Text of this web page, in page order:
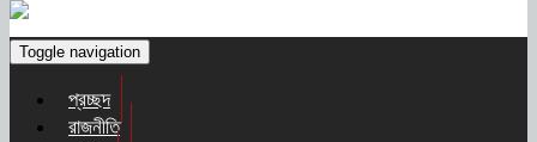
Toggle navigation
প্রচ্ছদ
রাজনীতি